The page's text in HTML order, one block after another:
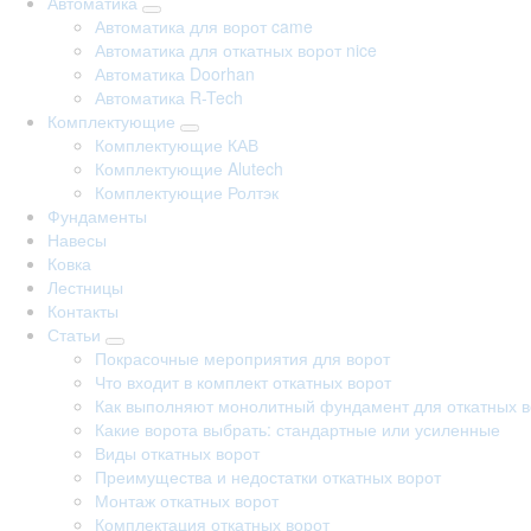
Автоматика для ворот came
Автоматика для откатных ворот nice
Автоматика Doorhan
Автоматика R-Tech
Комплектующие
Комплектующие КАВ
Комплектующие Alutech
Комплектующие Ролтэк
Фундаменты
Навесы
Ковка
Лестницы
Контакты
Статьи
Покрасочные мероприятия для ворот
Что входит в комплект откатных ворот
Как выполняют монолитный фундамент для откатных
Какие ворота выбрать: стандартные или усиленные
Виды откатных ворот
Преимущества и недостатки откатных ворот
Монтаж откатных ворот
Комплектация откатных ворот